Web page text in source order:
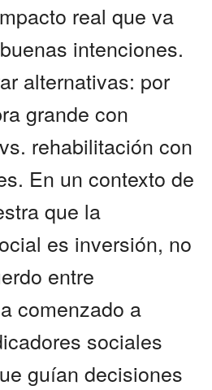
real que va
intenciones.
alternativas: por
grande con
rehabilitación con
En un contexto de
que la
es inversión, no
entre
comenzado a
sociales
guían decisiones